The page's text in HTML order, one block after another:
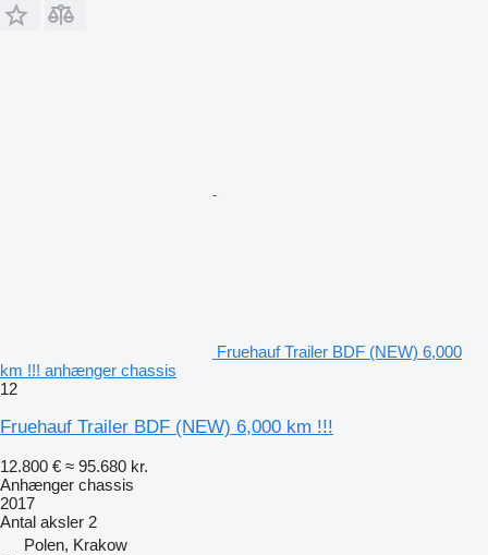
Fruehauf Trailer BDF (NEW) 6,000
km !!! anhænger chassis
12
Fruehauf Trailer BDF (NEW) 6,000 km !!!
12.800 € ≈ 95.680 kr.
Anhænger chassis
2017
Antal aksler 2
Polen, Krakow